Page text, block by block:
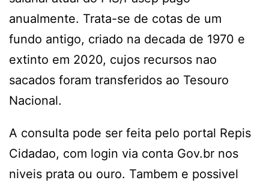
anualmente. Trata-se de cotas de um
fundo antigo, criado na decada de 1970 e
extinto em 2020, cujos recursos nao
sacados foram transferidos ao Tesouro
Nacional.
A consulta pode ser feita pelo portal Repis
Cidadao, com login via conta Gov.br nos
niveis prata ou ouro. Tambem e possivel